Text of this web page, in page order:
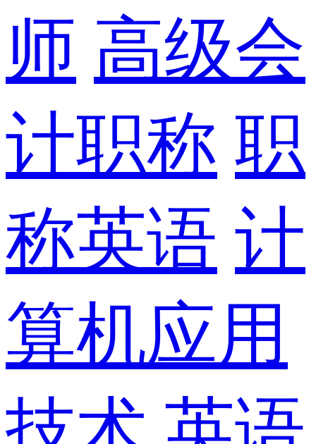
师 高级会
计职称 职
称英语 计
算机应用